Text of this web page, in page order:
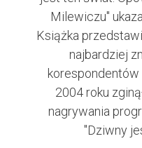
Milewiczu"
Książka
najbardziej
2004 roku
nagrywania
"Dziwny